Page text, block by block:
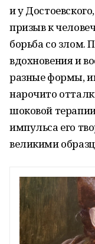
и у
призыв к
борьба со злом.
вдохновения и
разные формы,
нарочито
шоковой
импульса его
великими